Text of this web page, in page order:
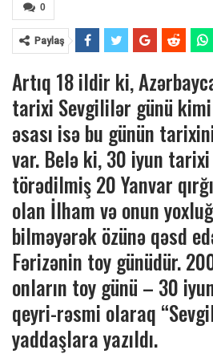
0
Paylaş
Artıq 18 ildir ki,
tarixi Sevgililər günü
əsası isə bu günün
var. Belə ki, 30 iyun
törədilmiş 20 Yanvar
olan İlham və onun
bilməyərək özünə qəsd
Fərizənin toy günüdür.
onların toy günü – 30
qeyri-rəsmi olaraq
yaddaşlara yazıldı.